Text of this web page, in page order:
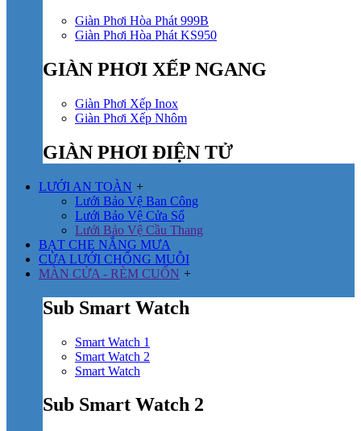
Giàn Phơi Hòa Phát 999B
Giàn Phơi Hòa Phát KS950
GIÀN PHƠI XẾP NGANG
Giàn Phơi Xếp Inox
Giàn Phơi Xếp Nhôm
GIÀN PHƠI ĐIỆN TỬ
LƯỚI AN TOÀN +
Lưới Bảo Vệ Ban Công
Lưới Bảo Vệ Cửa Sổ
Lưới Bảo Vệ Cầu Thang
BẠT CHE NẮNG MƯA
CỬA LƯỚI CHỐNG MUỖI
MÀN CỬA - RÈM CUỐN +
Sub Smart Watch
Smart Watch 1
Smart Watch 2
Smart Watch
Sub Smart Watch 2